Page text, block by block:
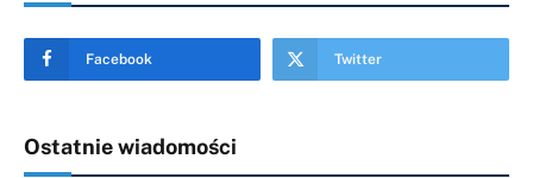
Facebook Twitter
Ostatnie wiadomości